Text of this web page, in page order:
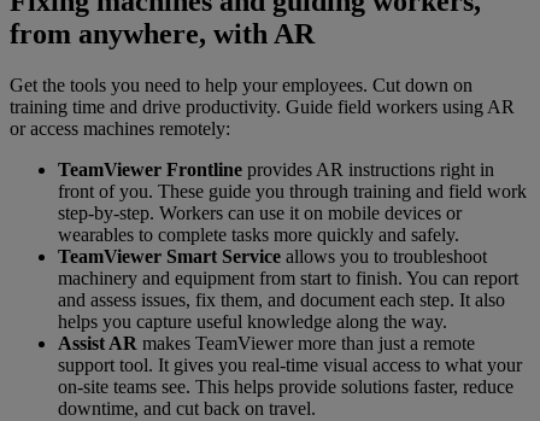
from anywhere, with AR
Get the tools you need to help your employees. Cut down on
training time and drive productivity. Guide field workers using AR
or access machines remotely:
TeamViewer Frontline provides AR instructions right in
front of you. These guide you through training and field work
step-by-step. Workers can use it on mobile devices or
wearables to complete tasks more quickly and safely.
TeamViewer Smart Service allows you to troubleshoot
machinery and equipment from start to finish. You can report
and assess issues, fix them, and document each step. It also
helps you capture useful knowledge along the way.
Assist AR makes TeamViewer more than just a remote
support tool. It gives you real-time visual access to what your
on-site teams see. This helps provide solutions faster, reduce
downtime, and cut back on travel.